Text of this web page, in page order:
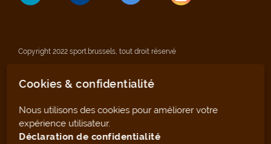
Copyright 2022 sport.brussels, tout droit réservé
Mentions légales
Déclaration de confidentialité
Cookies & confidentialité
Nous utilisons des cookies pour améliorer votre
expérience utilisateur.
Déclaration de confidentialité